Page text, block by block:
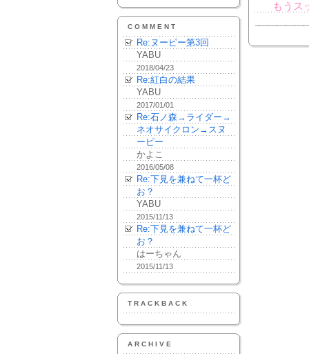
COMMENT
Re:ヌーピー第3回
YABU
2018/04/23
Re:紅白の結果
YABU
2017/01/01
Re:石ノ森→ライダー→
ネオサイクロン→スヌ
ーピー
かよこ
2016/05/08
Re:下見を兼ねて一杯ど
お？
YABU
2015/11/13
Re:下見を兼ねて一杯ど
お？
はーちゃん
2015/11/13
TRACKBACK
ARCHIVE
もうス